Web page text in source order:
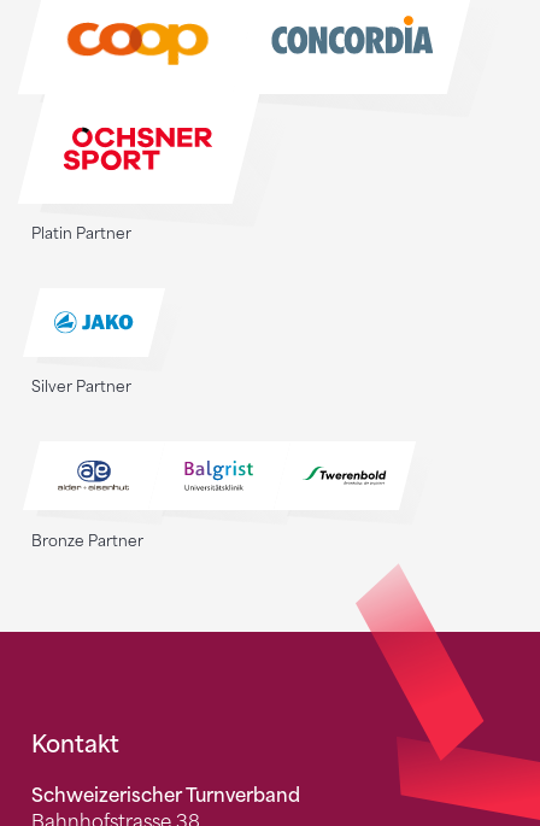
Platin Partner
Silver Partner
Bronze Partner
Fusszeile
Kontakt
Schweizerischer Turnverband